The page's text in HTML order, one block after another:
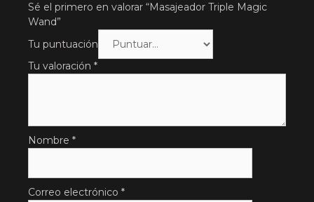
Sé el primero en valorar “Masajeador Triple Magic
Wand”
Tu puntuación
Tu valoración *
Nombre *
Correo electrónico *